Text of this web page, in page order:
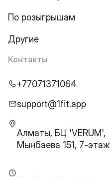
По розыгрышам
Другие
Контакты
+77071371064
support@1fit.app
Алматы, БЦ 'VERUM',
Мынбаева 151, 7-этаж